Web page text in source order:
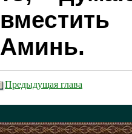
Аминь.
Предыдущая глава